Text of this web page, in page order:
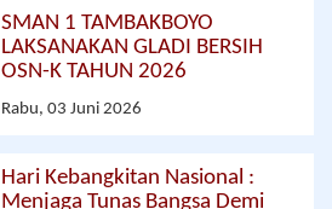
SMAN 1 TAMBAKBOYO
LAKSANAKAN GLADI BERSIH
OSN-K TAHUN 2026
Rabu, 03 Juni 2026
Hari Kebangkitan Nasional :
Menjaga Tunas Bangsa Demi